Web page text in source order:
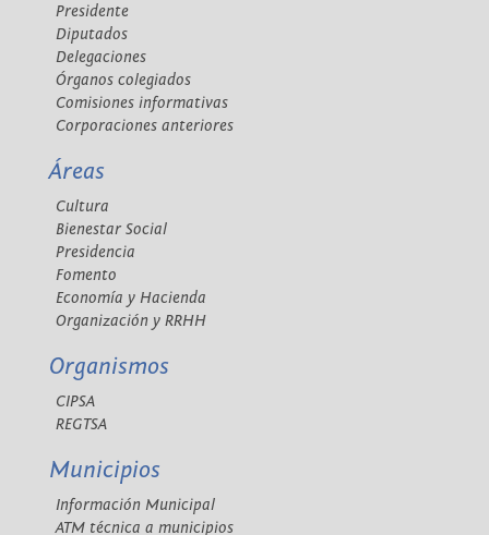
Presidente
Diputados
Delegaciones
Órganos colegiados
Comisiones informativas
Corporaciones anteriores
Áreas
Cultura
Bienestar Social
Presidencia
Fomento
Economía y Hacienda
Organización y RRHH
Organismos
CIPSA
REGTSA
Municipios
Información Municipal
ATM técnica a municipios